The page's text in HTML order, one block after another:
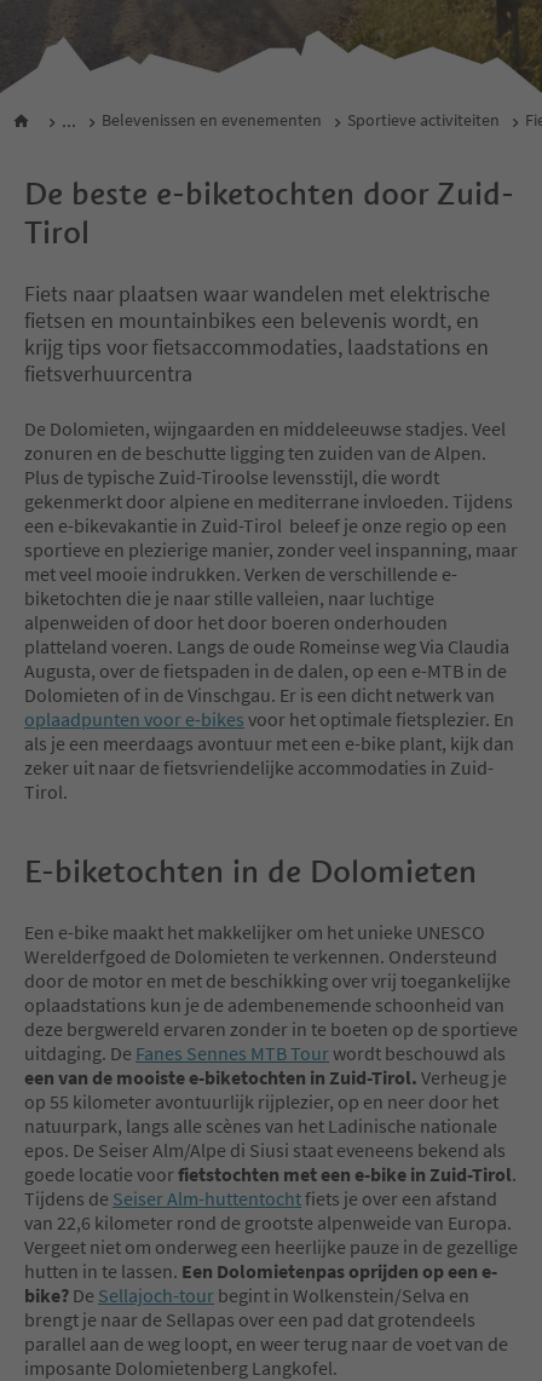
... Belevenissen en evenementen Sportieve activiteiten
De beste e-biketochten door Zuid-
Tirol
Fiets naar plaatsen waar wandelen met elektrische
fietsen en mountainbikes een belevenis wordt, en
krijg tips voor fietsaccommodaties, laadstations en
fietsverhuurcentra
De Dolomieten, wijngaarden en middeleeuwse stadjes. Veel
zonuren en de beschutte ligging ten zuiden van de Alpen.
Plus de typische Zuid-Tiroolse levensstijl, die wordt
gekenmerkt door alpiene en mediterrane invloeden. Tijdens
een e-bikevakantie in Zuid-Tirol beleef je onze regio op een
sportieve en plezierige manier, zonder veel inspanning, maar
met veel mooie indrukken. Verken de verschillende e-
biketochten die je naar stille valleien, naar luchtige
alpenweiden of door het door boeren onderhouden
platteland voeren. Langs de oude Romeinse weg Via Claudia
Augusta, over de fietspaden in de dalen, op een e-MTB in de
Dolomieten of in de Vinschgau. Er is een dicht netwerk van
oplaadpunten voor e-bikes voor het optimale fietsplezier. En
als je een meerdaags avontuur met een e-bike plant, kijk dan
zeker uit naar de fietsvriendelijke accommodaties in Zuid-
Tirol.
E-biketochten in de Dolomieten
Een e-bike maakt het makkelijker om het unieke UNESCO
Werelderfgoed de Dolomieten te verkennen. Ondersteund
door de motor en met de beschikking over vrij toegankelijke
oplaadstations kun je de adembenemende schoonheid van
deze bergwereld ervaren zonder in te boeten op de sportieve
uitdaging. De Fanes Sennes MTB Tourwordt beschouwd als
een van de mooiste e-biketochten in Zuid-Tirol. Verheug je
op 55 kilometer avontuurlijk rijplezier, op en neer door het
natuurpark, langs alle scènes van het Ladinische nationale
epos. De Seiser Alm/Alpe di Siusi staat eveneens bekend als
goede locatie voorfietstochten met een e-bike in Zuid-Tirol.
Tijdens de Seiser Alm-huttentochtfiets je over een afstand
van 22,6 kilometer rond de grootste alpenweide van Europa.
Vergeet niet om onderweg een heerlijke pauze in de gezellige
hutten in te lassen. Een Dolomietenpas oprijden op een e-
bike? De Sellajoch-tour begint in Wolkenstein/Selva en
brengt je naar de Sellapas over een pad dat grotendeels
parallel aan de weg loopt, en weer terug naar de voet van de
imposante Dolomietenberg Langkofel.